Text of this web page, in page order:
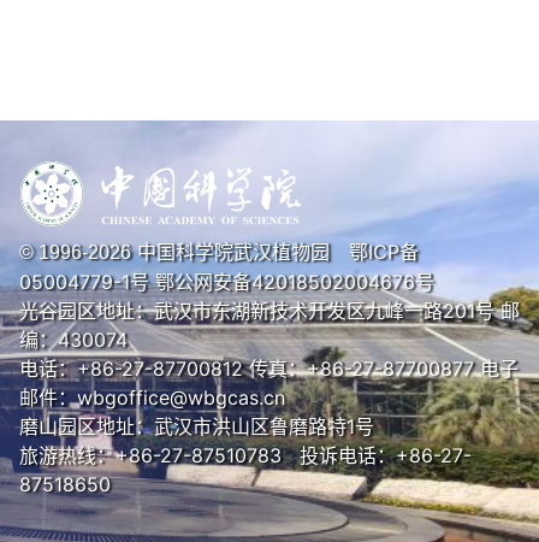
© 1996-2026中国科学院武汉植物园 鄂ICP备
05004779-1号鄂公网安备42018502004676号
光谷园区地址：武汉市东湖新技术开发区九峰一路201号 邮
编：430074
电话：+86-27-87700812 传真：+86-27-87700877 电子
邮件：wbgoffice@wbgcas.cn
磨山园区地址：武汉市洪山区鲁磨路特1号
旅游热线：+86-27-87510783 投诉电话：+86-27-
87518650